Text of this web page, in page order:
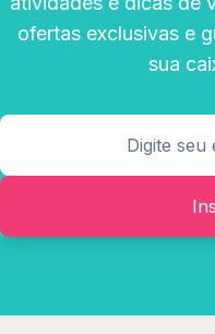
ofertas exclusivas e
sua